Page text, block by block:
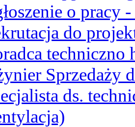
o pracy
do
techniczno
Sprzedaży
ds.